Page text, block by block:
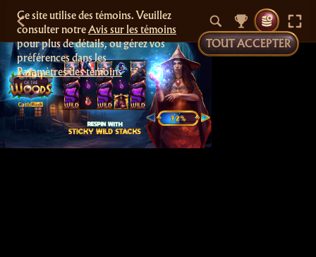
Ce site utilise des témoins. Veuillez
consulter notreAvis sur les témoins
pour plus de détails, ou gérez vos
préférences dans les
Paramètres des témoins
TOUT ACCEPTER